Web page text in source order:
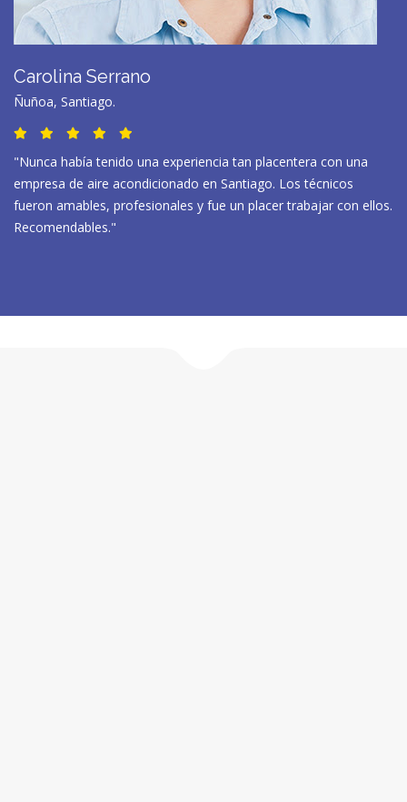
Carolina Serrano
Ñuñoa, Santiago.
"Nunca había tenido una experiencia tan placentera con una
empresa de aire acondicionado en Santiago. Los técnicos
fueron amables, profesionales y fue un placer trabajar con ellos.
Recomendables."